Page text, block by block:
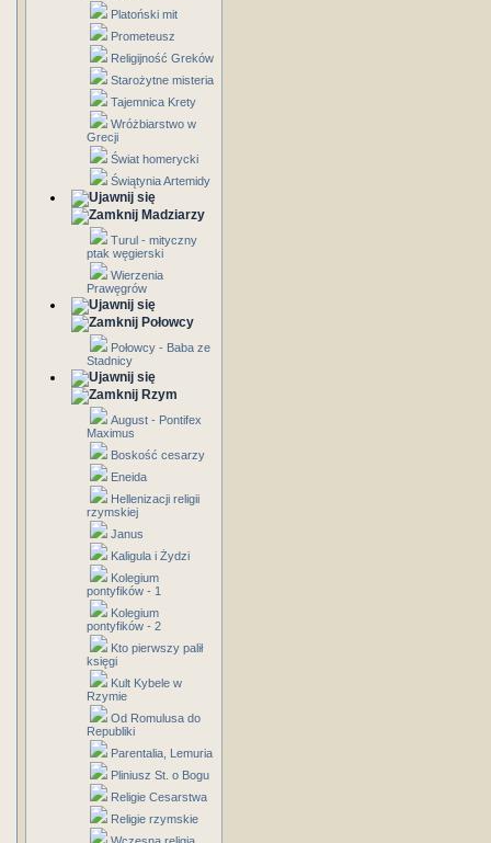
Platoński mit
Prometeusz
Religijność Greków
Starożytne misteria
Tajemnica Krety
Wróżbiarstwo w
Grecji
Świat homerycki
Świątynia Artemidy
Madziarzy
Turul - mityczny
ptak węgierski
Wierzenia
Prawęgrów
Połowcy
Połowcy - Baba ze
Stadnicy
Rzym
August - Pontifex
Maximus
Boskość cesarzy
Eneida
Hellenizacji religii
rzymskiej
Janus
Kaligula i Żydzi
Kolegium
pontyfików - 1
Kolegium
pontyfików - 2
Kto pierwszy palił
księgi
Kult Kybele w
Rzymie
Od Romulusa do
Republiki
Parentalia, Lemuria
Pliniusz St. o Bogu
Religie Cesarstwa
Religie rzymskie